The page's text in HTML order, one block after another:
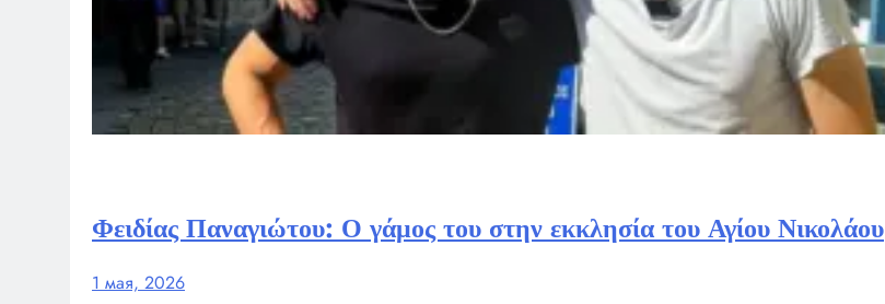
Φειδίας Παναγιώτου: Ο γάμος του στην εκκλησία του Αγίου Νικολάου
1 мая, 2026